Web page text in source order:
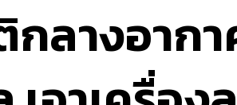
ลางอากา